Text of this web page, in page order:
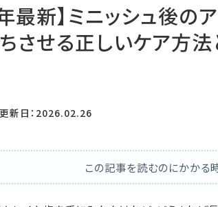
最新】ミニッシュ後の
させる正しいケア方
新日：2026.02.26
この記事を読むのにかかる